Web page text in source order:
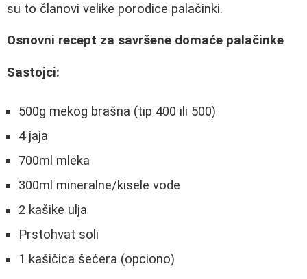
su to članovi velike porodice palačinki.
Osnovni recept za savršene domaće palačinke
Sastojci:
500g mekog brašna (tip 400 ili 500)
4 jaja
700ml mleka
300ml mineralne/kisele vode
2 kašike ulja
Prstohvat soli
1 kašičica šećera (opciono)